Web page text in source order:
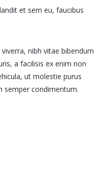
et sem eu, faucibus
nibh vitae bibendum
a facilisis ex enim non
ut molestie purus
semper condimentum.